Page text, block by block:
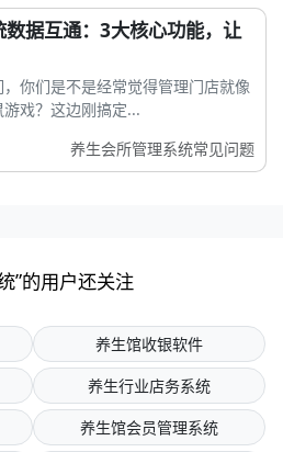
据互通：3大核心功能，让
你们是不是经常觉得管理门店就像
戏？这边刚搞定...
养生会所管理系统常见问题
”的用户还关注
养生馆收银软件
养生行业店务系统
养生馆会员管理系统